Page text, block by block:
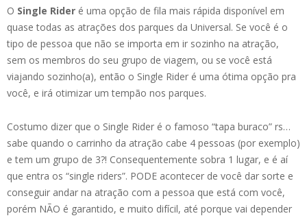
O Single Rider é uma opção de fila mais rápida disponível em
quase todas as atrações dos parques da Universal. Se você é o
tipo de pessoa que não se importa em ir sozinho na atração,
sem os membros do seu grupo de viagem, ou se você está
viajando sozinho(a), então o Single Rider é uma ótima opção pra
você, e irá otimizar um tempão nos parques.
Costumo dizer que o Single Rider é o famoso “tapa buraco” rs…
sabe quando o carrinho da atração cabe 4 pessoas (por exemplo)
e tem um grupo de 3?! Consequentemente sobra 1 lugar, e é aí
que entra os “single riders”. PODE acontecer de você dar sorte e
conseguir andar na atração com a pessoa que está com você,
porém NÃO é garantido, e muito difícil, até porque vai depender